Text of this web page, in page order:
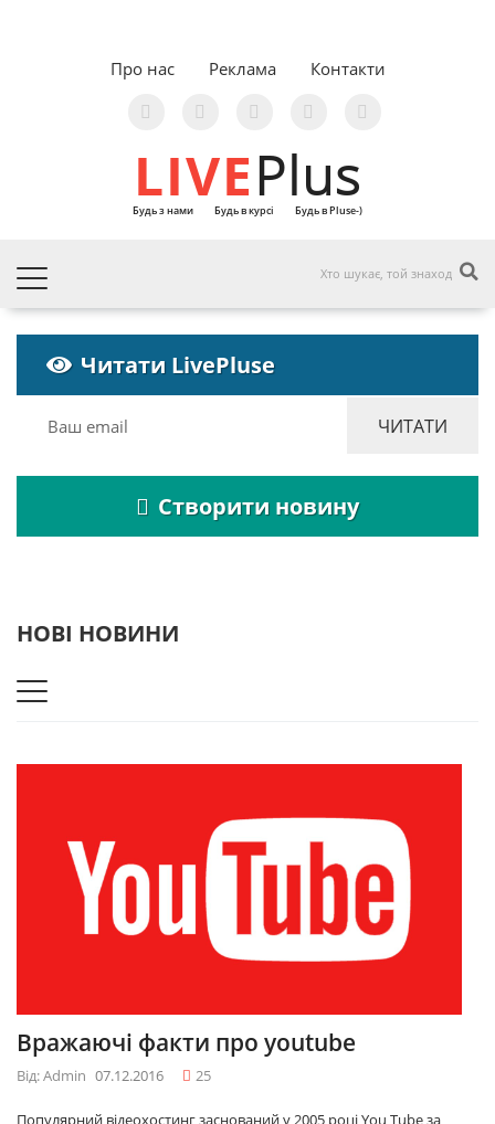
Про нас Реклама Контакти
LIVEPlus
Будь з нами Будь в курсі Будь в Pluse-)
Читати LivePluse
Створити новину
НОВІ НОВИНИ
Вражаючі факти про youtube
Від: Admin 07.12.2016 25
Популярний відеохостинг заснований у 2005 році You Tube за